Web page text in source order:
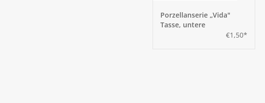
Porzellanserie „Vida"
Tasse, untere
€1,50*